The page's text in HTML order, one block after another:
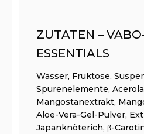
ZUTATEN –
ESSENTIALS
Wasser, Fruktose,
Spurenelemente,
Mangostanextrakt,
Aloe-Vera-Gel-Pulver,
Japanknöterich, β-